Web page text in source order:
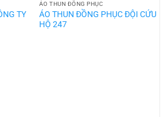
TY
ÁO THUN ĐỒNG PHỤC
ÁO THUN ĐỒNG PHỤC ĐỘI CỨU
HỘ 247